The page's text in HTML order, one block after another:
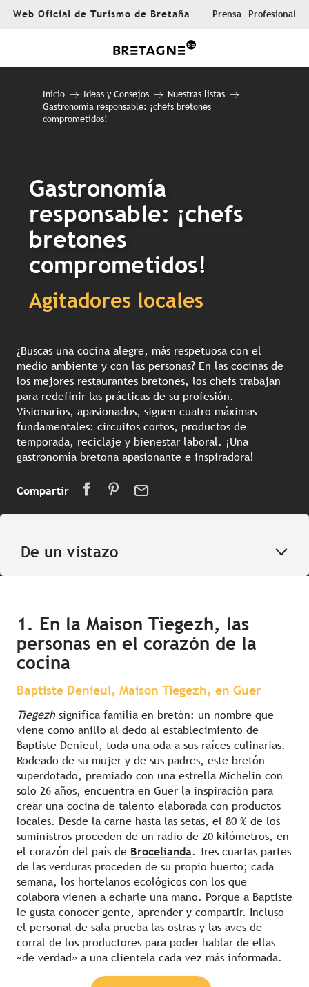
AllerWeb Oficial de Turismo de Bretaña Prensa Profesional
Inicio Ideas y Consejos
Nuestras listas
Gastronomía responsable: ¡chefs bretones
comprometidos!
Gastronomía
responsable: ¡chefs
bretones
comprometidos!
Agitadores locales
¿Buscas una cocina alegre, más respetuosa con el
medio ambiente y con las personas? En las cocinas de
los mejores restaurantes bretones, los chefs trabajan
para redefinir las prácticas de su profesión.
Visionarios, apasionados, siguen cuatro máximas
fundamentales: circuitos cortos, productos de
temporada, reciclaje y bienestar laboral. ¡Una
gastronomía bretona apasionante e inspiradora!
Compartir
De un vistazo
1. En la Maison Tiegezh, las
personas en el corazón de la
cocina
Baptiste Denieul, Maison Tiegezh, en Guer
Tiegezhsignifica familia en bretón: un nombre que
viene como anillo al dedo al establecimiento de
Baptiste Denieul, toda una oda a sus raíces culinarias.
Rodeado de su mujer y de sus padres, este bretón
superdotado, premiado con una estrella Michelin con
solo 26 años, encuentra en Guer la inspiración para
crear una cocina de talento elaborada con productos
locales. Desde la carne hasta las setas, el 80 % de los
suministros proceden de un radio de 20 kilómetros, en
el corazón del país de Brocelianda. Tres cuartas partes
de las verduras proceden de su propio huerto; cada
semana, los hortelanos ecológicos con los que
colabora vienen a echarle una mano. Porque a Baptiste
le gusta conocer gente, aprender y compartir. Incluso
el personal de sala prueba las ostras y las aves de
corral de los productores para poder hablar de ellas
«de verdad» a una clientela cada vez más informada.